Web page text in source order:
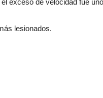
exceso de velocidad fue
lesionados.